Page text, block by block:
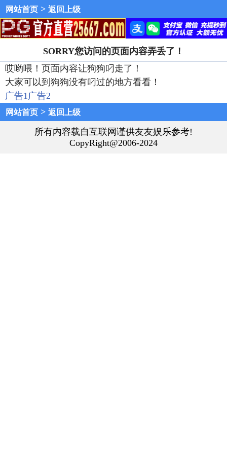
网站首页 > 返回上级
SORRY您访问的页面内容弄丢了！
哎哟喂！页面内容让狗狗叼走了！
大家可以到狗狗没有叼过的地方看看！
广告1广告2
网站首页 > 返回上级
所有内容载自互联网谨供友友娱乐参考!
CopyRight@2006-2024